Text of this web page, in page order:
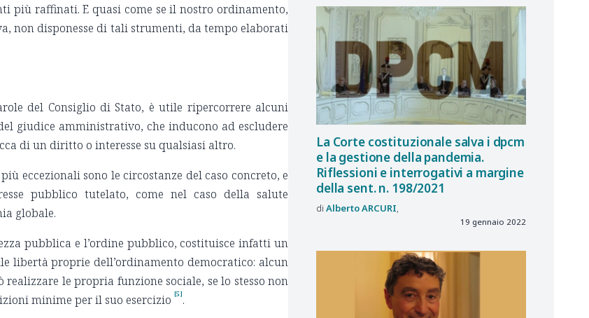
più raffinati. E quasi come se il nostro ordinamento,
non disponesse di tali strumenti, da tempo elaborati
del Consiglio di Stato, è utile ripercorrere alcuni
giudice amministrativo, che inducono ad escludere
di un diritto o interesse su qualsiasi altro.
eccezionali sono le circostanze del caso concreto, e
pubblico tutelato, come nel caso della salute
globale.
pubblica e l’ordine pubblico, costituisce infatti un
libertà proprie dell’ordinamento democratico: alcun
le propria funzione sociale, se lo stesso non
minime per il suo esercizio [5].
La Corte costituzionale salva i dpcm
e la gestione della pandemia.
Riflessioni e interrogativi a margine
della sent. n. 198/2021
AlbertoARCURI
19 gennaio 2022